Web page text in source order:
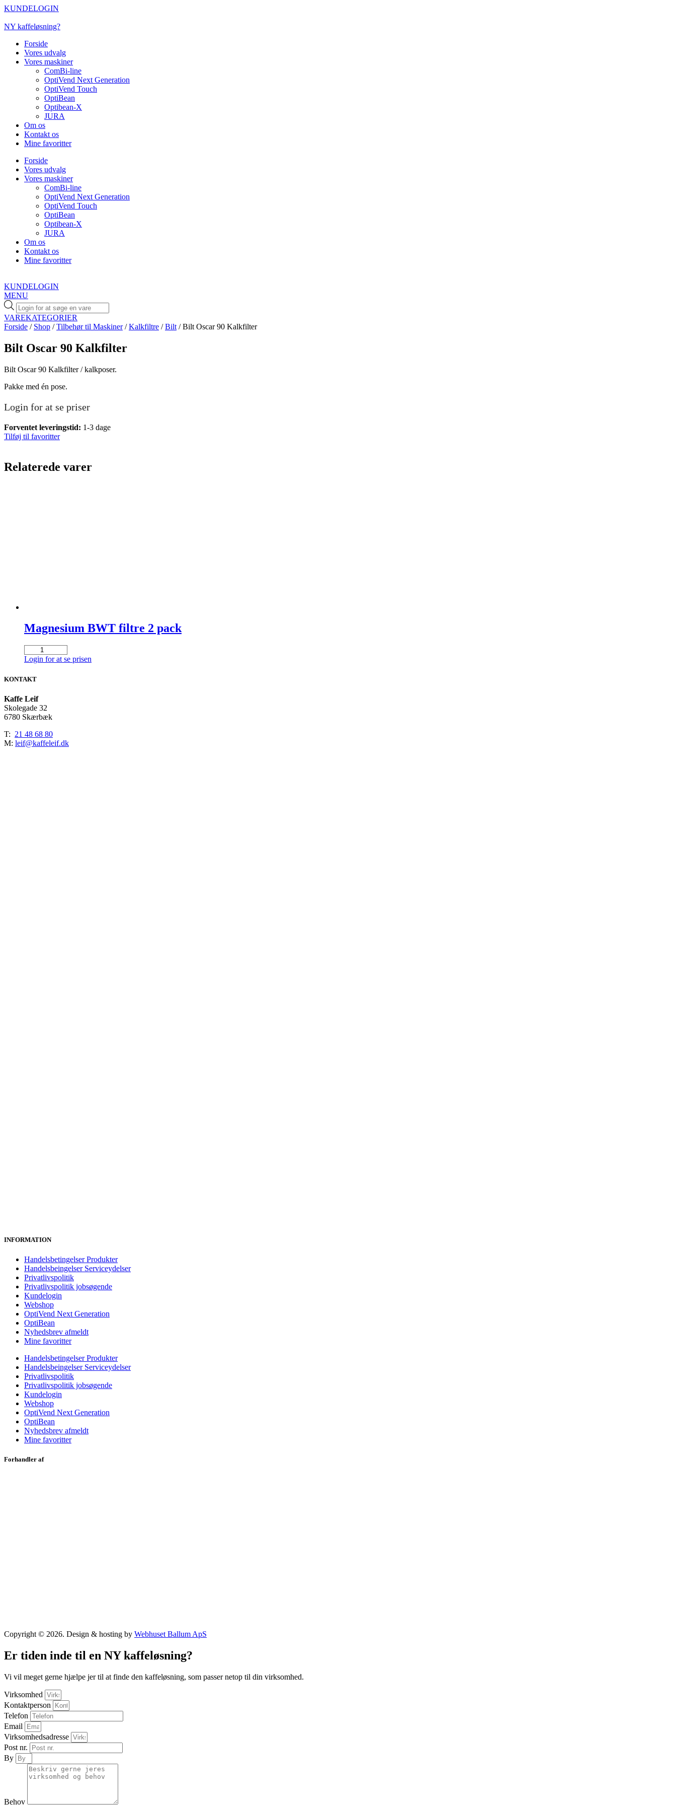
Videre
indhold
KUNDELOGIN
NY kaffeløsning?
Forside
Vores udvalg
Vores maskiner
ComBi-line
OptiVend Next Generation
OptiVend Touch
OptiBean
Optibean-X
JURA
Om os
Kontakt os
Mine favoritter
Forside
Vores udvalg
Vores maskiner
ComBi-line
OptiVend Next Generation
OptiVend Touch
OptiBean
Optibean-X
JURA
Om os
Kontakt os
Mine favoritter
KUNDELOGIN
MENU
Products
search
VAREKATEGORIER
Forside / Shop /Tilbehør til Maskiner/Kalkfiltre /Bilt / Bilt Oscar 90 Kalkfilter
Bilt Oscar 90 Kalkfilter
Bilt Oscar 90 Kalkfilter / kalkposer.
Pakke med én pose.
Login for at se priser
Forventet leveringstid: 1-3 dage
Tilføj til favoritter
Relaterede varer
Magnesium BWT filtre 2 pack
Magnesium
BWT
2
antal
Login for at se prisen
KONTAKT
Kaffe Leif
Skolegade 32
6780 Skærbæk
T: 21 48 68 80
M: leif@kaffeleif.dk
INFORMATION
Handelsbetingelser Produkter
Handelsbeingelser Serviceydelser
Privatlivspolitik
Privatlivspolitik jobsøgende
Kundelogin
Webshop
OptiVend Next Generation
OptiBean
Nyhedsbrev afmeldt
Mine favoritter
Handelsbetingelser Produkter
Handelsbeingelser Serviceydelser
Privatlivspolitik
Privatlivspolitik jobsøgende
Kundelogin
Webshop
OptiVend Next Generation
OptiBean
Nyhedsbrev afmeldt
Mine favoritter
Forhandler af
Copyright © 2026. Design & hosting by Webhuset Ballum ApS
Er tiden inde til en NY kaffeløsning?
Vi vil meget gerne hjælpe jer til at finde den kaffeløsning, som passer netop til din virksomhed.
Virksomhed
Kontaktperson
Telefon
Email
Virksomhedsadresse
Post nr.
By
Behov